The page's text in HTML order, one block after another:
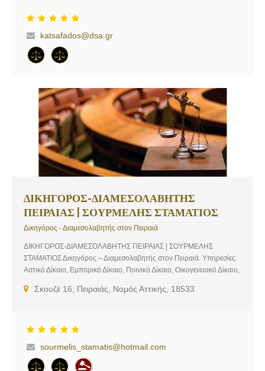
katsafados@dsa.gr
ΔΙΚΗΓΟΡΟΣ-ΔΙΑΜΕΣΟΛΑΒΗΤΗΣ
ΠΕΙΡΑΙΑΣ | ΣΟΥΡΜΕΛΗΣ ΣΤΑΜΑΤΙΟΣ
Δικηγόρος - Διαμεσολαβητής στον Πειραιά
ΔΙΚΗΓΟΡΟΣ-ΔΙΑΜΕΣΟΛΑΒΗΤΗΣ ΠΕΙΡΑΙΑΣ | ΣΟΥΡΜΕΛΗΣ
ΣΤΑΜΑΤΙΟΣ Δικηγόρος – Διαμεσολαβητής στον Πειραιά. Υπηρεσίες:
Αστικό Δίκαιο, Εμπορικό Δίκαιο, Ποινικό Δίκαιο, Οικογενειακό Δίκαιο,
Σκουζέ 16, Πειραιάς, Νομός Αττικής, 18533
sourmelis_stamatis@hotmail.com